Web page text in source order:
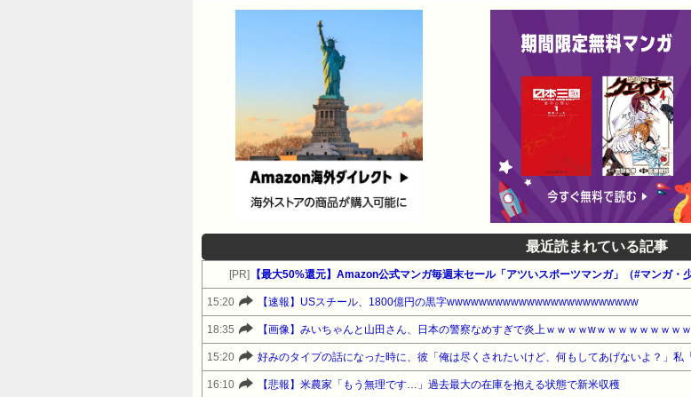
最近読まれている記事
[PR]
15:20 【速報】USスチール、1800億円の黒字wwwwwwwwwwwwwwwwwwwwwwww
18:35 【画像】みいちゃんと山田さん、日本の警察なめすぎで炎上ｗｗｗｗwｗｗｗｗｗｗｗｗｗ
15:20
16:10 【悲報】米農家「もう無理です…」過去最大の在庫を抱える状態で新米収穫